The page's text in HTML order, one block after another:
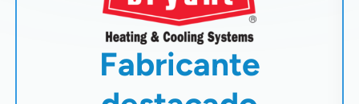
Fabricante